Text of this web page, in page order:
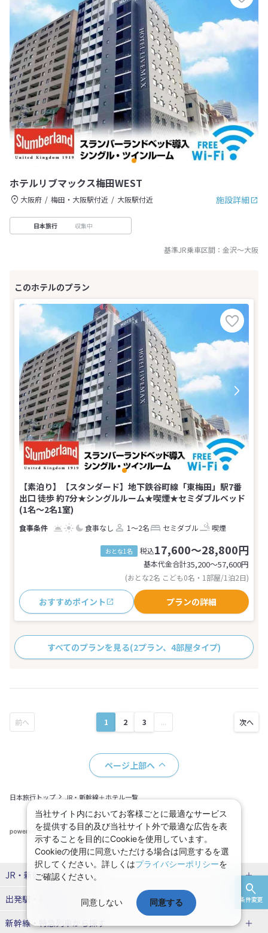
条件変更
ホテルリブマックス梅田WEST
施設詳細
大阪府 梅田・大阪駅付近 大阪駅付近
日本旅行 収集中
基準JR乗車区間： 金沢～大阪
【素泊り】【スタンダード】地下鉄谷町線「東梅田」駅7番
出口 徒歩 約7分★シングルルーム★喫煙★セミダブルベッド
(1名～2名1室)
食事なし 1～2名 セミダブル 喫煙
おとな1名 税込17,600～28,800円
基本代金合計35,200〜57,600円
(おとな2名 こども0名・1部屋/1泊2日)
おすすめポイント プランの詳細
すべてのプランを見る(2プラン、4部屋タイプ)
1 2 3 ...
ページ上部へ
日本旅行トップ JR・新幹線＋ホテル一覧
JR・新幹線パック特集
JR・新幹線＋ホテルパック 日帰り JR・新幹線 パック
出張パック
出発駅・到着駅 から探す
秋田⇔東京 新幹線パック
新幹線・特急列車
当社サイト内においてお客様ごとに最適なサービス
を提供する目的及び当社サイト外で最適な広告を表
示することを目的にCookieを使用しています。
Cookieの使用に同意いただける場合は同意するを選
択してください。詳しくはプライバシーポリシーを
ご確認ください。
同意しない 同意する